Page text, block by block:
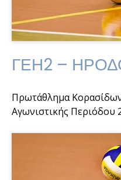
ΓΕΗ2 –
Πρωτάθλημα
Αγωνιστικής Περιόδου